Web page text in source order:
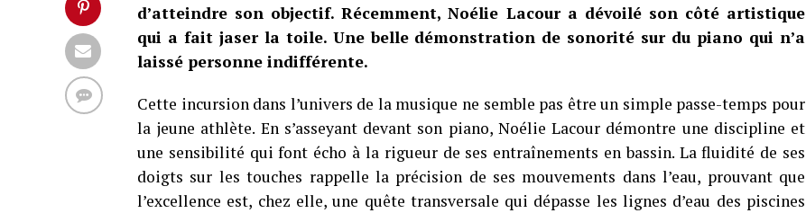
d’atteindre son objectif. Récemment, Noélie Lacour a dévoilé son côté artistique
qui a fait jaser la toile. Une belle démonstration de sonorité sur du piano qui n’a
laissé personne indifférente.
Cette incursion dans l’univers de la musique ne semble pas être un simple passe-temps pour
la jeune athlète. En s’asseyant devant son piano, Noélie Lacour démontre une discipline et
une sensibilité qui font écho à la rigueur de ses entraînements en bassin. La fluidité de ses
doigts sur les touches rappelle la précision de ses mouvements dans l’eau, prouvant que
l’excellence est, chez elle, une quête transversale qui dépasse les lignes d’eau des piscines